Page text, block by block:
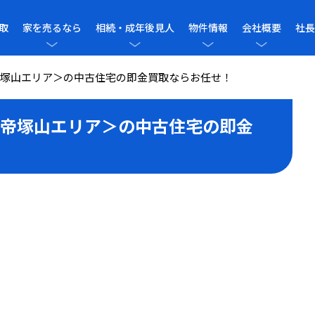
家を売るなら 相続・成年後見人 物件情報 会社概要 社
山エリア＞の中古住宅の即金買取ならお任せ！
塚山エリア＞の中古住宅の即金